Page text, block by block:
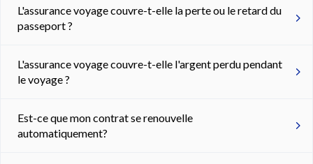
L'assurance voyage couvre-t-elle la perte ou le retard du
passeport ?
L'assurance voyage couvre-t-elle l'argent perdu pendant
le voyage ?
Est-ce que mon contrat se renouvelle
automatiquement?